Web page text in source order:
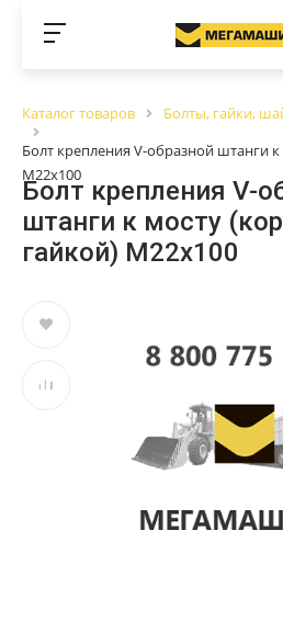
Каталог товаров
Болты, гайки,
Болт крепления V-образной штанги
М22х100
Болт крепления V-
штанги к мосту
гайкой) М22х100